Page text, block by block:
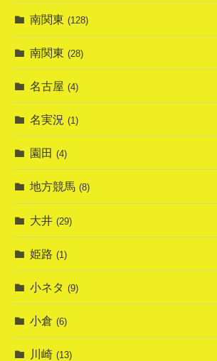
南関東 (128)
南関東 (28)
名古屋 (4)
名実況 (1)
園田 (4)
地方競馬 (8)
大井 (29)
姫路 (1)
小ネタ (9)
小倉 (6)
川崎 (13)